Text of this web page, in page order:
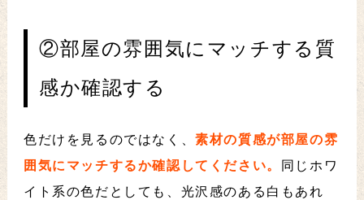
②部屋の雰囲気にマッチする質
感か確認する
色だけを見るのではなく、素材の質感が部屋の雰
囲気にマッチするか確認してください。
同じホワ
イト系の色だとしても、光沢感のある白もあれ